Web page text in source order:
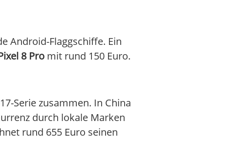
Android-Flaggschiffe. Ein
8 Pro mit rund 150 Euro.
Serie zusammen. In China
durch lokale Marken
rund 655 Euro seinen